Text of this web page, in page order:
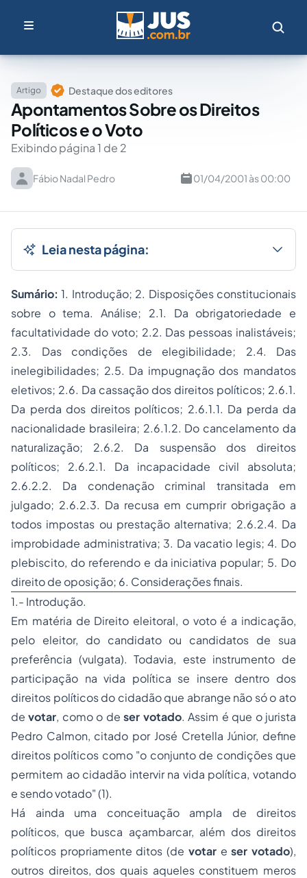
Artigo Destaque dos editores
Apontamentos Sobre os Direitos
Políticos e o Voto
Exibindo página 1 de 2
Fábio Nadal Pedro 01/04/2001 às 00:00
Leia nesta página:
Sumário:1. Introdução; 2. Disposições constitucionais
sobre o tema. Análise; 2.1. Da obrigatoriedade e
facultatividade do voto; 2.2. Das pessoas inalistáveis;
2.3. Das condições de elegibilidade; 2.4. Das
inelegibilidades; 2.5. Da impugnação dos mandatos
eletivos; 2.6. Da cassação dos direitos políticos; 2.6.1.
Da perda dos direitos políticos; 2.6.1.1. Da perda da
nacionalidade brasileira; 2.6.1.2. Do cancelamento da
naturalização; 2.6.2. Da suspensão dos direitos
políticos; 2.6.2.1. Da incapacidade civil absoluta;
2.6.2.2. Da condenação criminal transitada em
julgado; 2.6.2.3. Da recusa em cumprir obrigação a
todos impostas ou prestação alternativa; 2.6.2.4. Da
improbidade administrativa; 3. Davacatio legis; 4. Do
plebiscito, do referendo e da iniciativa popular; 5. Do
direito de oposição; 6. Considerações finais.
1.- Introdução.
Em matéria de Direito eleitoral, o voto é a indicação,
pelo eleitor, do candidato ou candidatos de sua
preferência (vulgata). Todavia, este instrumento de
participação na vida política se insere dentro dos
direitos políticos do cidadão que abrange não só o ato
devotar, como o deser votado. Assim é que o jurista
Pedro Calmon, citado por José Cretella Júnior, define
direitos políticos como "o conjunto de condições que
permitem ao cidadão intervir na vida política, votando
e sendo votado" (1).
Há ainda uma conceituação ampla de direitos
políticos, que busca açambarcar, além dos direitos
políticos propriamente ditos (de votareser votado),
outros direitos, dos quais aqueles constituem meros